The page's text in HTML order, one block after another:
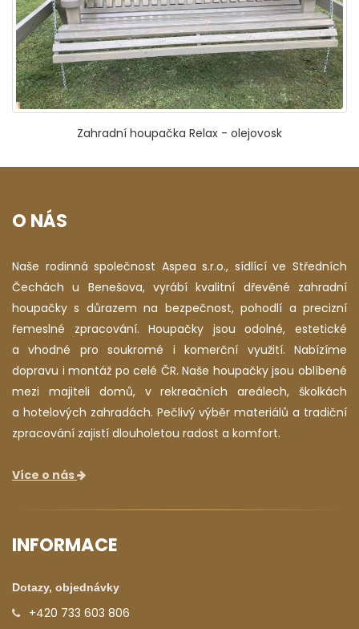
Zahradní houpačka Relax - olejovosk
O NÁS
Naše rodinná společnost Aspea s.r.o., sídlící ve Středních
Čechách u Benešova, vyrábí kvalitní dřevěné zahradní
houpačky s důrazem na bezpečnost, pohodlí a precizní
řemeslné zpracování. Houpačky jsou odolné, estetické
a vhodné pro soukromé i komerční využití. Nabízíme
dopravu i montáž po celé ČR. Naše houpačky jsou oblíbené
mezi majiteli domů, v rekreačních areálech, školkách
a hotelových zahradách. Pečlivý výběr materiálů a tradiční
zpracování zajistí dlouholetou radost a komfort.
Více o nás
INFORMACE
Dotazy, objednávky
+420 733 603 806